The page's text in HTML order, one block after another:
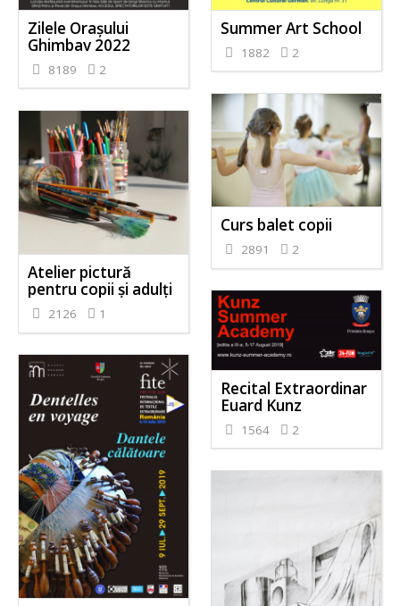
Zilele Orașului
Ghimbav 2022
8189 2
Summer Art School
1882 2
Curs balet copii
2891 2
Atelier pictură
pentru copii și adulți
2126 1
Recital Extraordinar
Euard Kunz
1564 2